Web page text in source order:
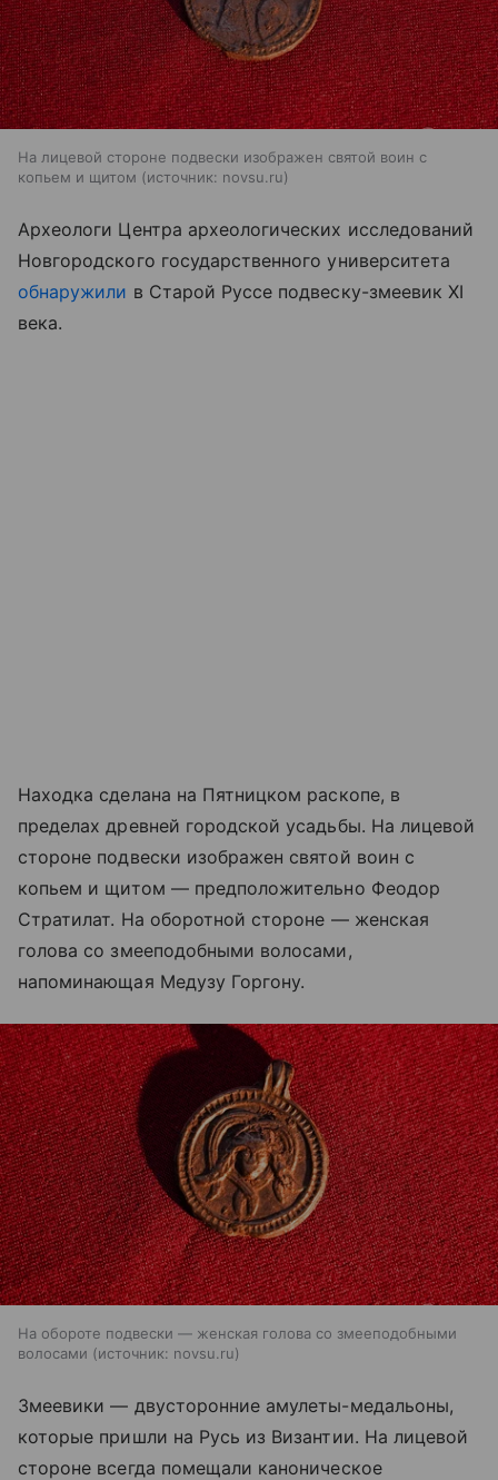
На лицевой стороне подвески изображен святой воин с
копьем и щитом
источник: novsu.ru
Археологи Центра археологических исследований
Новгородского государственного университета
обнаружили в Старой Руссе подвеску-змеевик XI
века.
Находка сделана на Пятницком раскопе, в
пределах древней городской усадьбы. На лицевой
стороне подвески изображен святой воин с
копьем и щитом — предположительно Феодор
Стратилат. На оборотной стороне — женская
голова со змееподобными волосами,
напоминающая Медузу Горгону.
На обороте подвески — женская голова со змееподобными
волосами
источник: novsu.ru
Змеевики — двусторонние амулеты-медальоны,
которые пришли на Русь из Византии. На лицевой
стороне всегда помещали каноническое